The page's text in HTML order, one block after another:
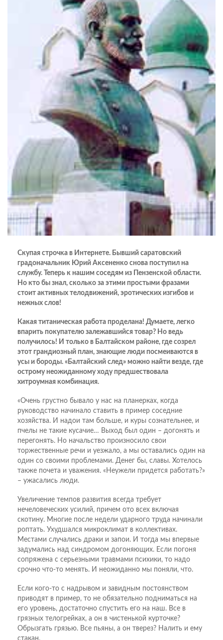
Скупая строчка в Интернете. Бывший саратовский
градоначальник Юрий Аксененко снова поступил на
службу. Теперь к нашим соседям из Пензенской области.
Но кто бы знал, сколько за этими простыми фразами
стоит активных телодвижений, эротических изгибов и
нежных слов!
Какая титаническая работа проделана! Думаете, легко
впарить покупателю залежавшийся товар? Но ведь
получилось! И только в Балтайском районе, где созрел
этот грандиозный план, знающие люди посмеиваются в
усы и бороды. «Балтайский след» можно найти везде, где
острому неожиданному ходу предшествовала
хитроумная комбинация.
«Очень грустно бывало у нас на планерках, когда
руководство начинало ставить в пример соседние
хозяйства. И надои там больше, и куры сознательнее, и
пчелы не такие кусачие… Выход был один – догонять и
перегонять. Но начальство произносило свои
торжественные речи и уезжало, а мы оставались один на
один со своими проблемами. Денег бы, славы. Хотелось
также почета и уважения. «Неужели придется работать?»
– ужасались люди.
Увеличение темпов развития всегда требует
нечеловеческих усилий, причем ото всех включая
скотину. Многие после недели ударного труда начинали
роптать. Ухудшался микроклимат в коллективах.
Местами случались драки и запои. И тогда мы впервые
задумались над синдромом догоняющих. Если погоня
сопряжена с серьезными травмами психики, то надо
срочно что-то менять. И неожиданно мы поняли, что.
Если кого-то с надрывом и завидным постоянством
приводят в пример, то не обязательно подниматься на
его уровень, достаточно спустить его на наш. Все в
грязных телогрейках, а он в чистенькой курточке?
Обрызгать грязью. Все пьяны, а он тверез? Налить и ему